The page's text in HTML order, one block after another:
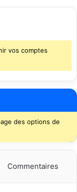
vos comptes
des options de
Commentaires